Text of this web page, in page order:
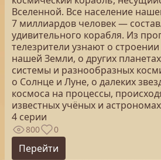
Вселенной. Все население
7 миллиардов человек —
удивительного корабля. Из
телезрители узнают о
нашей Земли, о других
системы и разнообразных
о Солнце и Луне, о далеких
космоса на процессы,
известных учёных и
4 серии
800 0
Перейти